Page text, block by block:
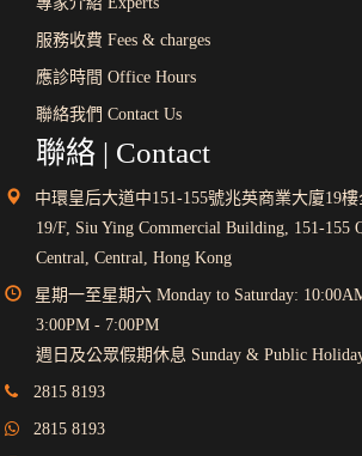
服務收費 Fees & charges
應診時間 Office Hours
聯絡我們 Contact Us
聯絡 | Contact
中環皇后大道中151-155號兆英商業大廈19樓
19/F, Siu Ying Commercial Building, 151-155
Central, Central, Hong Kong
星期一至星期六 Monday to Saturday:
3:00PM - 7:00PM
週日及公眾假期休息 Sunday & Public
2815 8193
2815 8193